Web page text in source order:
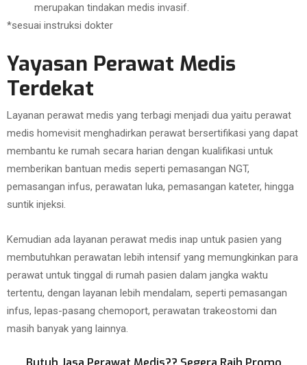
merupakan tindakan medis invasif.
*sesuai instruksi dokter
Yayasan Perawat Medis
Terdekat
Layanan perawat medis yang terbagi menjadi dua yaitu perawat
medis homevisit menghadirkan perawat bersertifikasi yang dapat
membantu ke rumah secara harian dengan kualifikasi untuk
memberikan bantuan medis seperti pemasangan NGT,
pemasangan infus, perawatan luka, pemasangan kateter, hingga
suntik injeksi.
Kemudian ada layanan perawat medis inap untuk pasien yang
membutuhkan perawatan lebih intensif yang memungkinkan para
perawat untuk tinggal di rumah pasien dalam jangka waktu
tertentu, dengan layanan lebih mendalam, seperti pemasangan
infus, lepas-pasang chemoport, perawatan trakeostomi dan
masih banyak yang lainnya.